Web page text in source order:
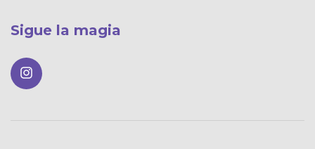
Sigue la magia